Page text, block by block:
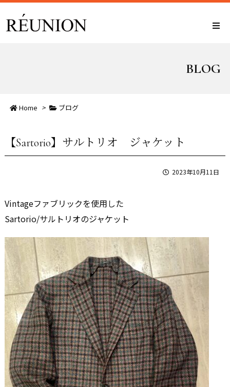
BLOG
Home > ブログ
【Sartorio】サルトリオ ジャケット
2023年10月11日
Vintageファブリックを使用した
Sartorio/サルトリオのジャケット